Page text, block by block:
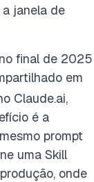
janela de
final de 2025
em
Claude.ai,
é a
prompt
uma Skill
onde